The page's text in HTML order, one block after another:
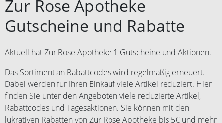
Zur Rose Apotheke
Gutscheine und Rabatte
Aktuell hat Zur Rose Apotheke 1 Gutscheine und Aktionen.
Das Sortiment an Rabattcodes wird regelmäßig erneuert.
Dabei werden für Ihren Einkauf viele Artikel reduziert. Hier
finden Sie unter den Angeboten viele reduzierte Artikel,
Rabattcodes und Tagesaktionen. Sie können mit den
lukrativen Rabatten von Zur Rose Apotheke bis 5€ und mehr